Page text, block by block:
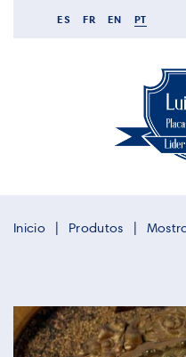
ES FR EN PT
Inicio Produtos